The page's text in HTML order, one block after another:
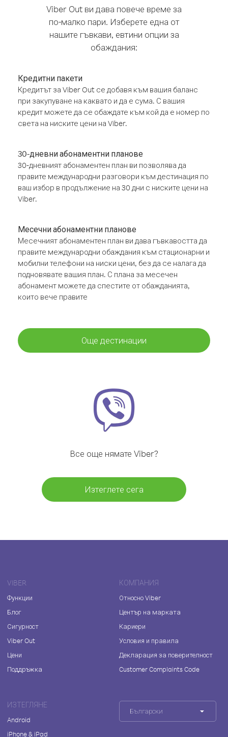
Viber Out ви дава повече време за
по-малко пари. Изберете една от
нашите гъвкави, евтини опции за
обаждания:
Кредитни пакети
Кредитът за Viber Out се добавя към вашия баланс
при закупуване на каквато и да е сума. С вашия
кредит можете да се обаждате към кой да е номер по
света на ниските цени на Viber.
30-дневни абонаментни планове
30-дневният абонаментен план ви позволява да
правите международни разговори към дестинация по
ваш избор в продължение на 30 дни с ниските цени на
Viber.
Месечни абонаментни планове
Месечният абонаментен план ви дава гъвкавостта да
правите международни обаждания към стационарни и
мобилни телефони на ниски цени, без да се налага да
подновявате вашия план. С плана за месечен
абонамент можете да спестите от обажданията,
които вече правите
Още дестинации
Все още нямате Viber?
Изтеглете сега
VIBER
Функции
Блог
Сигурност
Viber Out
Цени
Поддръжка
КОМПАНИЯ
Относно Viber
Център на марката
Кариери
Условия и правила
Декларация за поверителност
Customer Complaints Code
ИЗТЕГЛЯНЕ
Android
iPhone & iPad
Български